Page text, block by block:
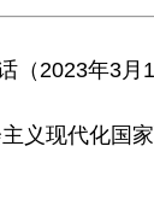
（2023年3月
义现代化